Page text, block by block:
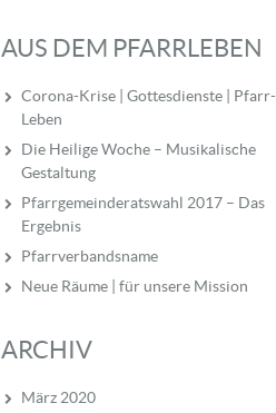
AUS DEM PFARRLEBEN
Corona-Krise | Gottesdienste | Pfarr-
Leben
Die Heilige Woche – Musikalische
Gestaltung
Pfarrgemeinderatswahl 2017 – Das
Ergebnis
Pfarrverbandsname
Neue Räume | für unsere Mission
ARCHIV
März 2020